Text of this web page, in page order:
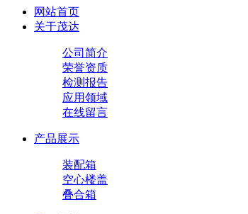
网站首页
关于茂达
公司简介
荣誉资质
检测报告
应用领域
在线留言
产品展示
装配箱
空心楼盖
叠合箱